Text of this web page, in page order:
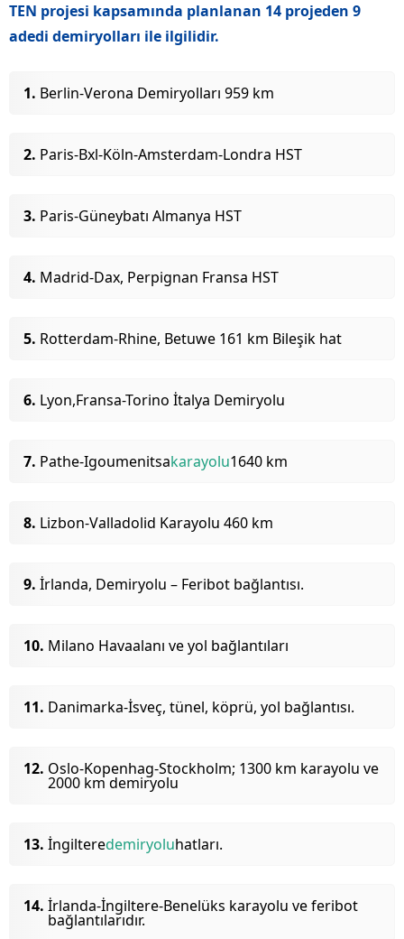
TEN projesi kapsamında planlanan 14 projeden 9
adedi demiryolları ile ilgilidir.
Berlin-Verona Demiryolları 959 km
Paris-Bxl-Köln-Amsterdam-Londra HST
Paris-Güneybatı Almanya HST
Madrid-Dax, Perpignan Fransa HST
Rotterdam-Rhine, Betuwe 161 km Bileşik hat
Lyon,Fransa-Torino İtalya Demiryolu
Pathe-Igoumenitsakarayolu1640 km
Lizbon-Valladolid Karayolu 460 km
İrlanda, Demiryolu – Feribot bağlantısı.
Milano Havaalanı ve yol bağlantıları
Danimarka-İsveç, tünel, köprü, yol bağlantısı.
Oslo-Kopenhag-Stockholm; 1300 km karayolu ve
2000 km demiryolu
İngilteredemiryoluhatları.
İrlanda-İngiltere-Benelüks karayolu ve feribot
bağlantılarıdır.